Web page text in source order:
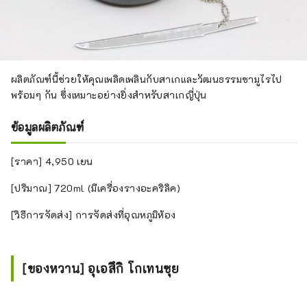
ผลิตภัณฑ์นี้ช่วยให้คุณเพลิดเพลินกับสาเกและวัฒนธรรมซามูไรไป
พร้อมๆ กัน ซึ่งเหมาะอย่างยิ่งสำหรับสาเกญี่ปุ่น
ข้อมูลผลิตภัณฑ์
[ราคา] 4,950 เยน
[ปริมาณ] 720ml (มีเครื่องรางอะคริลิค)
[วิธีการจัดส่ง] การจัดส่งที่อุณหภูมิห้อง
[ของหวาน] อุเอสึกิ โกเทนซุย